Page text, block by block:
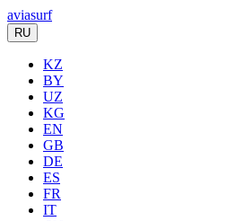
aviasurf
RU
KZ
BY
UZ
KG
EN
GB
DE
ES
FR
IT